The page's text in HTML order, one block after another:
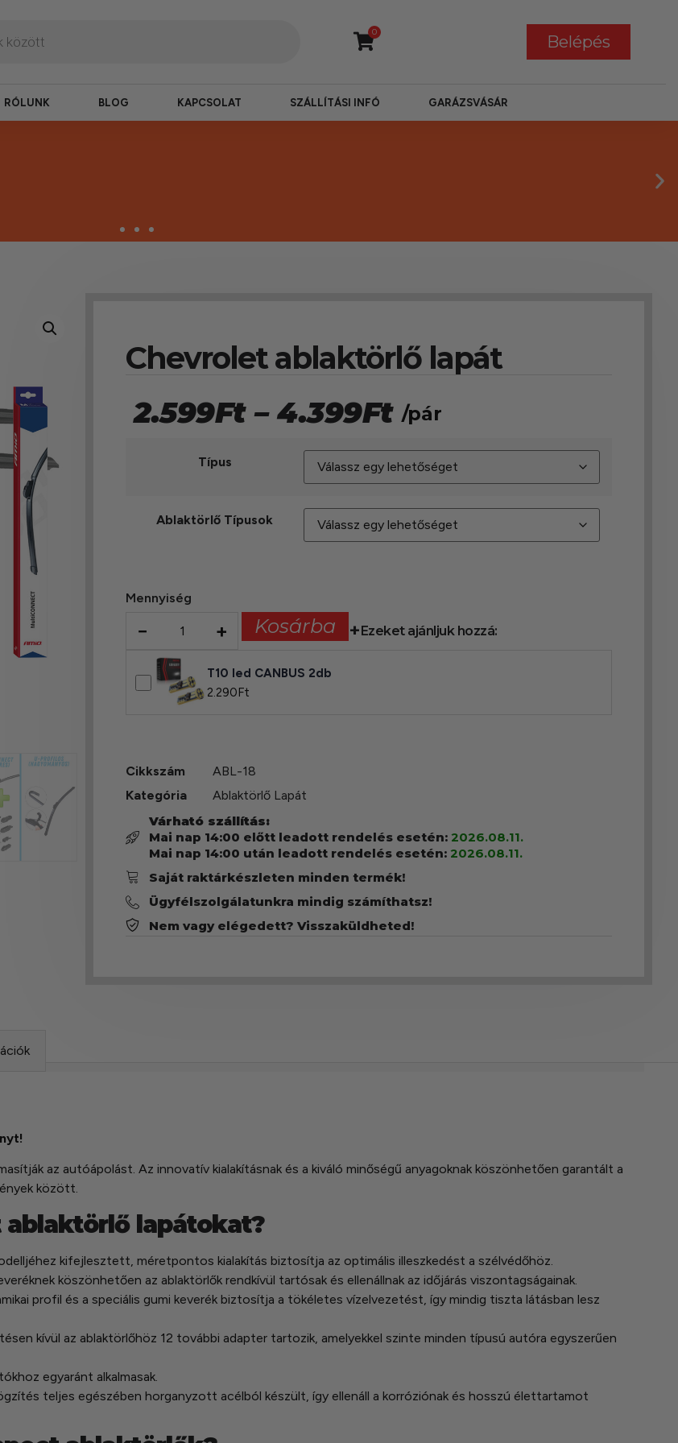
0
Belépés
RÓLUNK BLOG KAPCSOLAT SZÁLLÍTÁSI INFÓ GARÁZSVÁSÁR
kézhez kapd a csomagod.Chevrolet ablaktörlő lapát
2.599Ft – 4.399Ft /pár
Típus
Ablaktörlő Típusok
Mennyiség
− + Kosárba Ezeket ajánljuk hozzá:
T10 led CANBUS 2db
2.290Ft
Cikkszám
ABL-18
Kategória
Ablaktörlő Lapát
Várható szállítás:
Mai nap 14:00 előtt leadott rendelés esetén: 2026.08.11.
Mai nap 14:00 után leadott rendelés esetén: 2026.08.11.
Saját raktárkészleten minden termék!
Ügyfélszolgálatunkra mindig számíthatsz!
Nem vagy elégedett? Visszaküldheted!
az autóápolást. Az innovatív kialakításnak és a kiváló minőségű anyagoknak köszönhetően garantált a
között.
ablaktörlő lapátokat?
kifejlesztett, méretpontos kialakítás biztosítja az optimális illeszkedést a szélvédőhöz.
köszönhetően az ablaktörlők rendkívül tartósak és ellenállnak az időjárás viszontagságainak.
profil és a speciális gumi keverék biztosítja a tökéletes vízelvezetést, így mindig tiszta látásban lesz
kívül az ablaktörlőhöz 12 további adapter tartozik, amelyekkel szinte minden típusú autóra egyszerűen
egyaránt alkalmasak.
teljes egészében horganyzott acélból készült, így ellenáll a korróziónak és hosszú élettartamot